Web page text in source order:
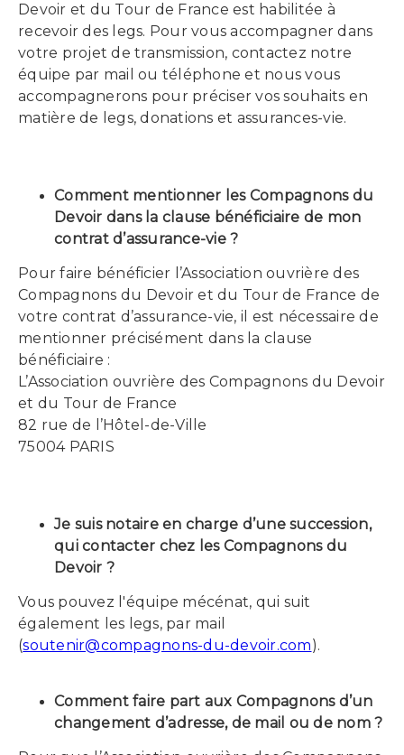
Devoir et du Tour de France est habilitée à
recevoir des legs. Pour vous accompagner dans
votre projet de transmission, contactez notre
équipe par mail ou téléphone et nous vous
accompagnerons pour préciser vos souhaits en
matière de legs, donations et assurances-vie.
Comment mentionner les Compagnons du
Devoir dans la clause bénéficiaire de mon
contrat d’assurance-vie ?
Pour faire bénéficier l’Association ouvrière des
Compagnons du Devoir et du Tour de France de
votre contrat d’assurance-vie, il est nécessaire de
mentionner précisément dans la clause
bénéficiaire :
L’Association ouvrière des Compagnons du Devoir
et du Tour de France
82 rue de l’Hôtel-de-Ville
75004 PARIS
Je suis notaire en charge d’une succession,
qui contacter chez les Compagnons du
Devoir ?
Vous pouvez l'équipe mécénat, qui suit
également les legs, par mail
(soutenir@compagnons-du-devoir.com).
Comment faire part aux Compagnons d’un
changement d’adresse, de mail ou de nom ?